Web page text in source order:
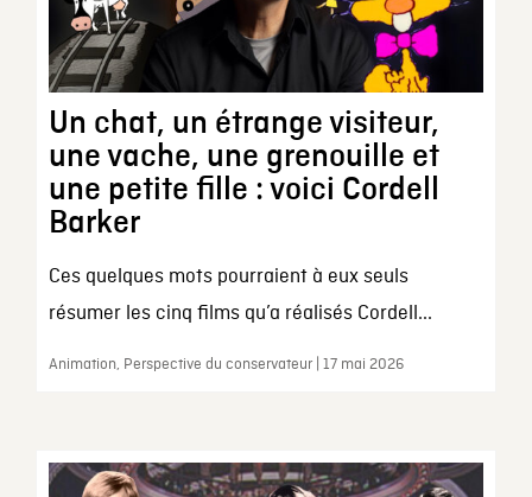
Un chat, un étrange visiteur,
une vache, une grenouille et
une petite fille : voici Cordell
Barker
Ces quelques mots pourraient à eux seuls
résumer les cinq films qu’a réalisés Cordell...
Animation, Perspective du conservateur | 17 mai 2026